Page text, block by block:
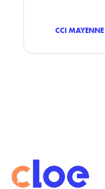
CCI MAYENNE